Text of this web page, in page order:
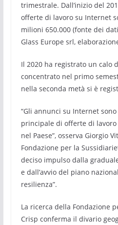
trimestrale. Dall’inizio del
offerte di lavoro su Internet
milioni 650.000 (fonte dei
Glass Europe srl,
Il 2020 ha registrato un calo
concentrato nel primo
nella seconda metà si è
“Gli annunci su Internet
principale di offerte di
nel Paese”, osserva Giorgio
Fondazione per la
deciso impulso dalla
e dall’avvio del piano
resilienza”.
La ricerca della Fondazione
Crisp conferma il divario